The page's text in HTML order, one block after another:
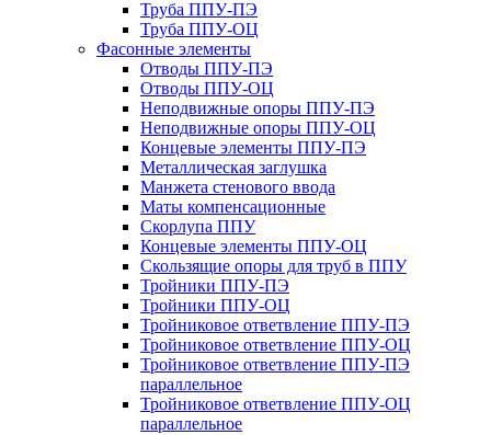
Труба ППУ-ПЭ
Труба ППУ-ОЦ
Фасонные элементы
Отводы ППУ-ПЭ
Отводы ППУ-ОЦ
Неподвижные опоры ППУ-ПЭ
Неподвижные опоры ППУ-ОЦ
Концевые элементы ППУ-ПЭ
Металлическая заглушка
Манжета стенового ввода
Маты компенсационные
Скорлупа ППУ
Концевые элементы ППУ-ОЦ
Скользящие опоры для труб в ППУ
Тройники ППУ-ПЭ
Тройники ППУ-ОЦ
Тройниковое ответвление ППУ-ПЭ
Тройниковое ответвление ППУ-ОЦ
Тройниковое ответвление ППУ-ПЭ
параллельное
Тройниковое ответвление ППУ-ОЦ
параллельное